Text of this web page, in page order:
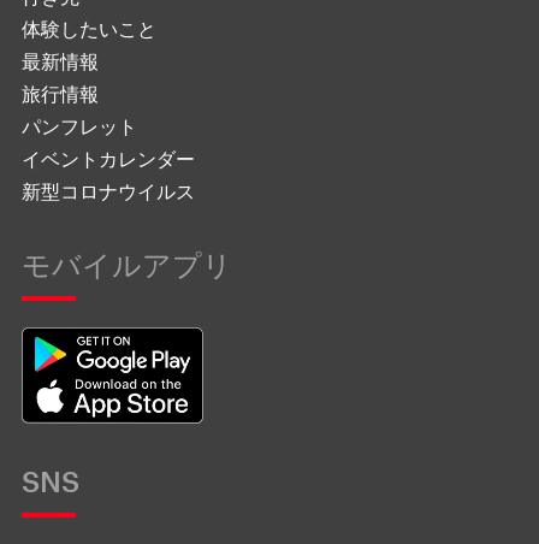
体験したいこと
最新情報
旅行情報
パンフレット
イベントカレンダー
新型コロナウイルス
モバイルアプリ
SNS